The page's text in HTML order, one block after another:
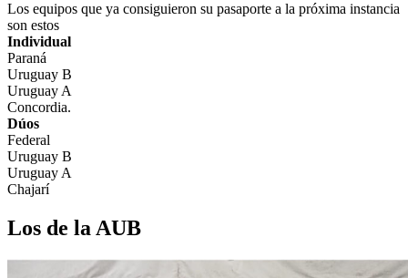
Los equipos que ya consiguieron su pasaporte a la próxima instancia
son estos
Individual
Paraná
Uruguay B
Uruguay A
Concordia.
Dúos
Federal
Uruguay B
Uruguay A
Chajarí
Los de la AUB